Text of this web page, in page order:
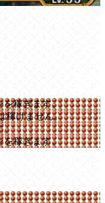
を稼ぎます。
稼げません。
。
を稼ぎます。